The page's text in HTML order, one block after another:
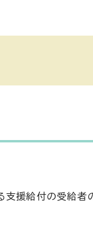
支援給付の受給者